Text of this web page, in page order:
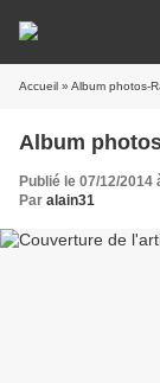
Accueil » Album photos-
Album
Publié le 07/12/2014
Par alain31